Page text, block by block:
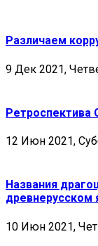
Различаем
9 Дек 2021,
Ретроспектива
12 Июн 2021,
Названия
древнерусском
10 Июн 2021,